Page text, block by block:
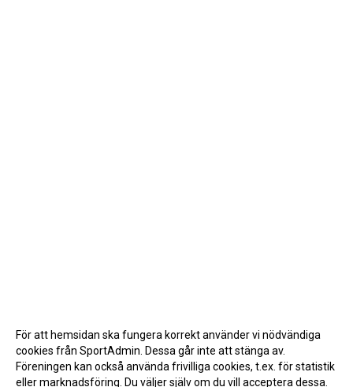
För att hemsidan ska fungera korrekt använder vi nödvändiga
cookies från SportAdmin. Dessa går inte att stänga av.
Föreningen kan också använda frivilliga cookies, t.ex. för statistik
eller marknadsföring. Du väljer själv om du vill acceptera dessa.